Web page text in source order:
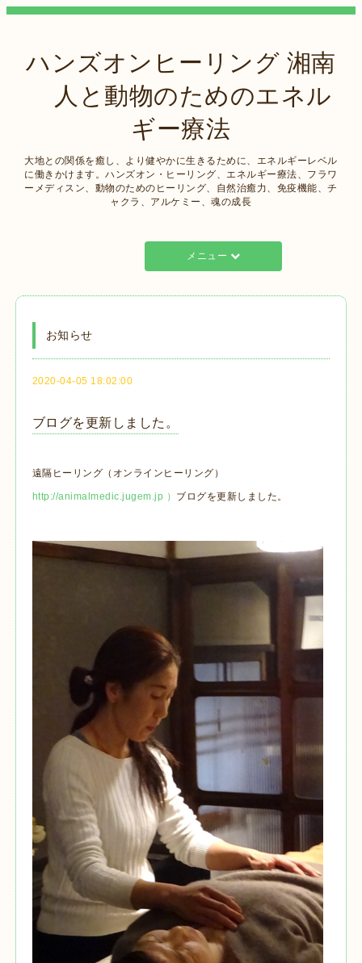
ハンズオンヒーリング 湘南
人と動物のためのエネル
ギー療法
大地との関係を癒し、より健やかに生きるために、エネルギーレベル
に働きかけます。ハンズオン・ヒーリング、エネルギー療法、フラワ
ーメディスン、動物のためのヒーリング、自然治癒力、免疫機能、チ
ャクラ、アルケミー、魂の成長
メニュー
お知らせ
2020-04-05 18:02:00
ブログを更新しました。
遠隔ヒーリング（オンラインヒーリング）
http://animalmedic.jugem.jp ） ブログを更新しました。